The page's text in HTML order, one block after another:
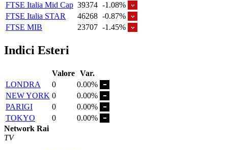
FTSE Italia Mid Cap 39374 -1.08%
FTSE Italia STAR
46268 -0.87%
FTSE MIB
23707 -1.45%
Indici Esteri
Valore Var.
LONDRA
0
0.00%
NEW YORK 0
0.00%
PARIGI
0
0.00%
TOKYO
0
0.00%
Network Rai
TV